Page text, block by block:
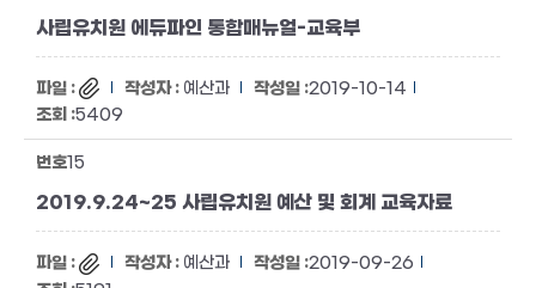
사립유치원 에듀파인 통합매뉴얼-교육부
예산과
2019-10-14
5409
15
2019.9.24~25 사립유치원 예산 및 회계 교육자료
예산과
2019-09-26